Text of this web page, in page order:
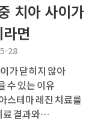
치아 사이가
면
28
가 닫히지 않아
수 있는 이유
스테마 레진 치료를
료 결과와…